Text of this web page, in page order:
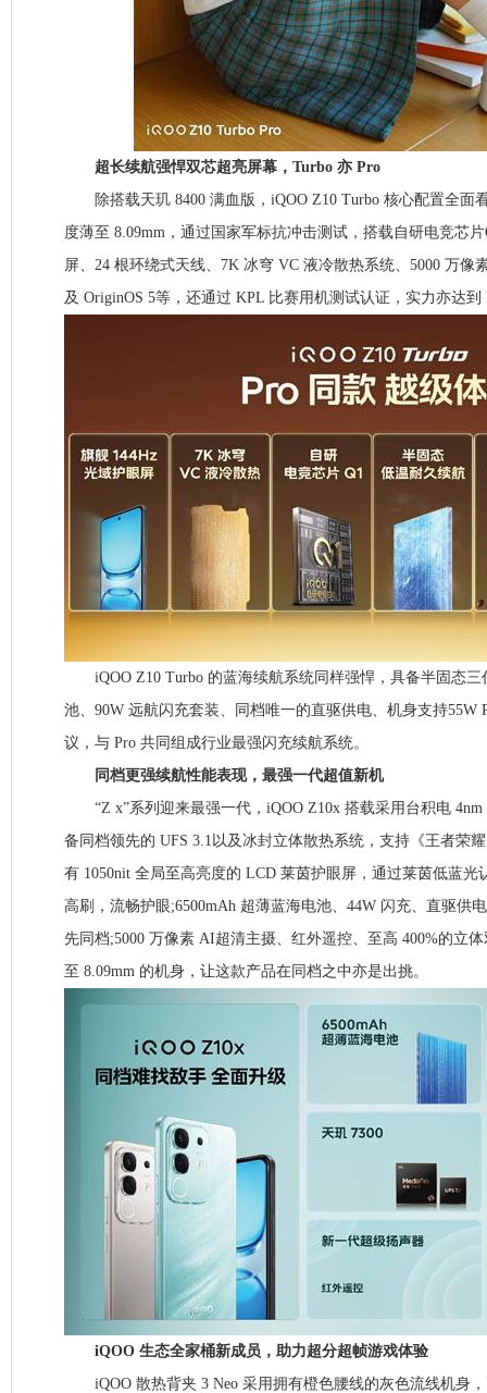
超长续航强悍双芯超亮屏幕，Turbo 亦 Pro
除搭载天玑 8400 满血版，iQOO Z10 Turbo 核心配置全面
度薄至 8.09mm，通过国家军标抗冲击测试，搭载自研电竞芯
屏、24 根环绕式天线、7K 冰穹 VC 液冷散热系统、5000 万像
及 OriginOS 5等，还通过 KPL 比赛用机测试认证，实力亦达到
iQOO Z10 Turbo 的蓝海续航系统同样强悍，具备半固态三
池、90W 远航闪充套装、同档唯一的直驱供电、机身支持55W
议，与 Pro 共同组成行业最强闪充续航系统。
同档更强续航性能表现，最强一代超值新机
“Z x”系列迎来最强一代，iQOO Z10x 搭载采用台积电 4nm
备同档领先的 UFS 3.1以及冰封立体散热系统，支持《王者荣
有 1050nit 全局至高亮度的 LCD 莱茵护眼屏，通过莱茵低蓝光
高刷，流畅护眼;6500mAh 超薄蓝海电池、44W 闪充、直驱供
先同档;5000 万像素 AI超清主摄、红外遥控、至高 400%的立
至 8.09mm 的机身，让这款产品在同档之中亦是出挑。
iQOO 生态全家桶新成员，助力超分超帧游戏体验
iQOO 散热背夹 3 Neo 采用拥有橙色腰线的灰色流线机身，